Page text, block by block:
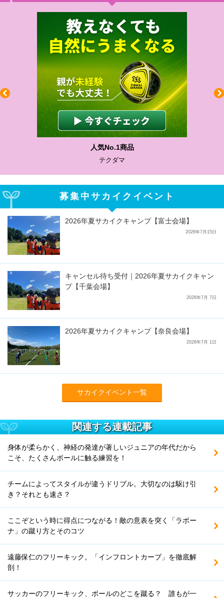
わかりやすい質問に沿って書ける
サカイクサッカーノート
募集中サカイクイベント
2026年夏サカイクキャンプ【富士会場】
2026年7月15日
キャンセル待ち受付｜2026年夏サカイクキャン
プ【千葉会場】
2026年7月 7日
2026年夏サカイクキャンプ【奈良会場】
2026年7月 1日
サカイクイベント一覧
関連する連載記事
身体が柔らかく、神経の発達が著しいジュニアの年代だから
こそ、たくさんボールに触る練習を！
チームによってスタイルが違うドリブル。大切なのは駆け引
き？それとも速さ？
ここぞという時に得点につながる！敵の意表を突く「ラボー
ナ」の蹴り方とそのコツ
遠藤保仁のフリーキック。「インフロントカーブ」を徹底解
剖！
サッカーのフリーキック、ボールのどこを蹴る？ 誰もが一